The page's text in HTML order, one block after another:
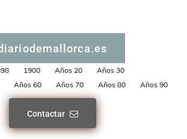
1900 Años 20
Años 30
Años 60 Años 70 Años 80 Años 90
Contactar